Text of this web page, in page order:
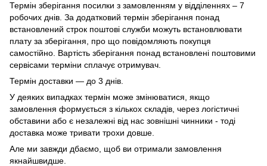
Термін зберігання посилки з замовленням у відділеннях – 7
робочих днів. За додатковий термін зберігання понад
встановлений строк поштові служби можуть встановлювати
плату за зберігання, про що повідомляють покупця
самостійно. Вартість зберігання понад вcтановлені поштовими
сервісами терміни сплачує отримувач.
Термін доставки — до 3 днів.
У деяких випадках термін може змінюватися, якщо
замовлення формується з кількох складів, через логістичні
обставини або є незалежні від нас зовнішні чинники - тоді
доставка може тривати трохи довше.
Але ми завжди дбаємо, щоб ви отримали замовлення
якнайшвидше.